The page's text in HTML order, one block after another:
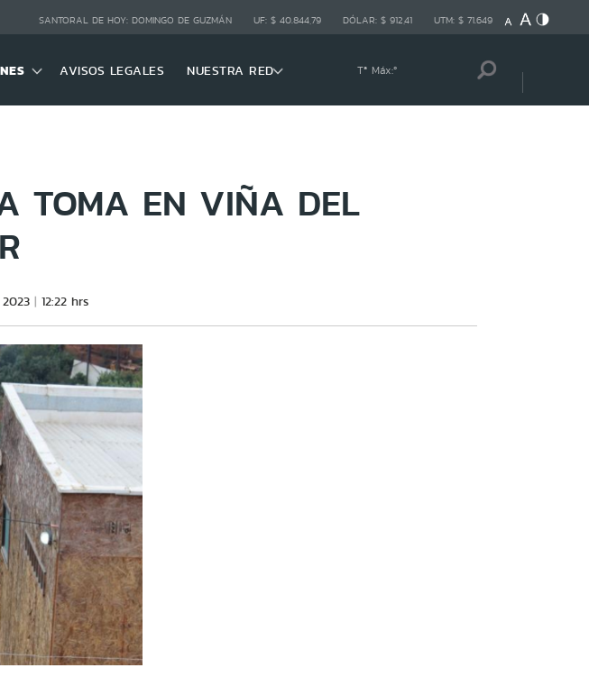
SANTORAL DE HOY: DOMINGO DE GUZMÁN UF: $ 40.844,79 DÓLAR: $ 912,41 UTM: $ 71.649
AVISOS LEGALES NUESTRA RED Tª Máx:º
TOMA EN VIÑA DEL
12:22 hrs